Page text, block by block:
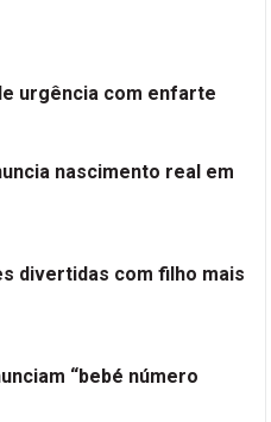
urgência com enfarte
nascimento real em
divertidas com filho mais
“bebé número